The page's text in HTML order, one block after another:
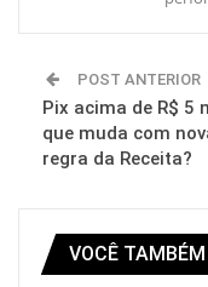
POST ANTERIOR
Pix acima de R$ 5
que muda com
regra da Receita?
VOCÊ